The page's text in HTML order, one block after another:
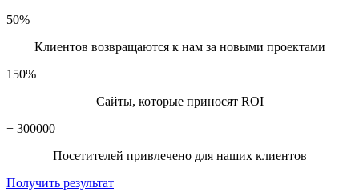
50%
Клиентов возвращаются к нам за новыми проектами
150%
Сайты, которые приносят ROI
+ 300000
Посетителей привлечено для наших клиентов
Получить результат